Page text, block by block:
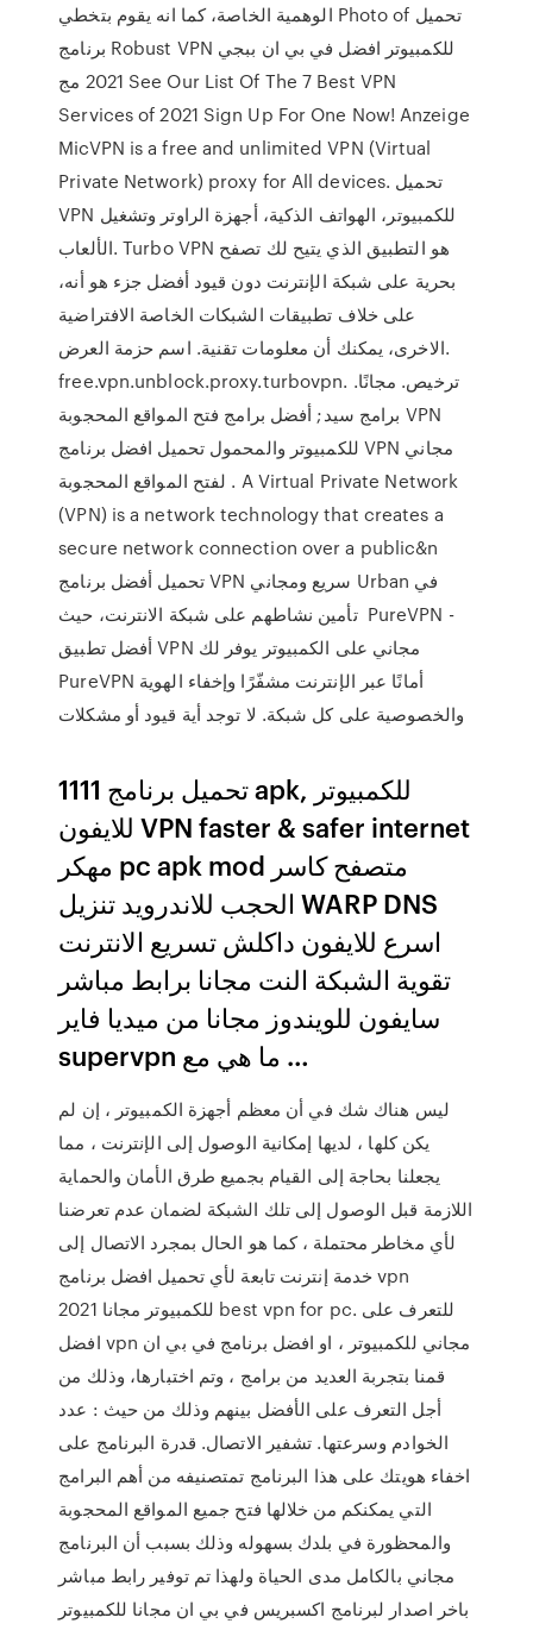
الوهمية الخاصة، كما انه يقوم بتخطي Photo of تحميل
برنامج Robust VPN للكمبيوتر افضل في بي ان ببجي
2021 مج See Our List Of The 7 Best VPN
Services of 2021 Sign Up For One Now! Anzeige
MicVPN is a free and unlimited VPN (Virtual
Private Network) proxy for All devices. تحميل
VPN للكمبيوتر، الهواتف الذكية، أجهزة الراوتر وتشغيل
الألعاب. Turbo VPN هو التطبيق الذي يتيح لك تصفح
بحرية على شبكة الإنترنت دون قيود أفضل جزء هو أنه،
على خلاف تطبيقات الشبكات الخاصة الافتراضية
الاخرى، يمكنك أن معلومات تقنية. اسم حزمة العرض.
free.vpn.unblock.proxy.turbovpn. ترخيص. مجانًا.
برامج سيد; أفضل برامج فتح المواقع المحجوبة VPN
للكمبيوتر والمحمول تحميل افضل برنامج VPN مجاني
لفتح المواقع المحجوبة . A Virtual Private Network
(VPN) is a network technology that creates a
secure network connection over a public&n
تحميل أفضل برنامج VPN سريع ومجاني Urban في
تأمين نشاطهم على شبكة الانترنت، حيث PureVPN -
أفضل تطبيق VPN مجاني على الكمبيوتر يوفر لك
PureVPN أمانًا عبر الإنترنت مشفّرًا وإخفاء الهوية
تحميل برنامج 1111 apk, للكمبيوتر
للايفون VPN faster & safer internet
مهكر pc apk mod متصفح كاسر
الحجب للاندرويد تنزيل WARP DNS
اسرع للايفون داكلش تسريع الانترنت
تقوية الشبكة النت مجانا برابط مباشر
سايفون للويندوز مجانا من ميديا فاير
supervpn ما هي مع …
ليس هناك شك في أن معظم أجهزة الكمبيوتر ، إن لم
يكن كلها ، لديها إمكانية الوصول إلى الإنترنت ، مما
يجعلنا بحاجة إلى القيام بجميع طرق الأمان والحماية
اللازمة قبل الوصول إلى تلك الشبكة لضمان عدم تعرضنا
لأي مخاطر محتملة ، كما هو الحال بمجرد الاتصال إلى
خدمة إنترنت تابعة لأي تحميل افضل برنامج vpn
للكمبيوتر مجانا 2021 best vpn for pc. للتعرف على
افضل vpn مجاني للكمبيوتر ، او افضل برنامج في بي ان
قمنا بتجربة العديد من برامج ، وتم اختبارها، وذلك من
أجل التعرف على الأفضل بينهم وذلك من حيث : عدد
الخوادم وسرعتها. تشفير الاتصال. قدرة البرنامج على
اخفاء هويتك على هذا البرنامج تمتصنيفه من أهم البرامج
التي يمكنكم من خلالها فتح جميع المواقع المحجوبة
والمحظورة في بلدك بسهوله وذلك بسبب أن البرنامج
مجاني بالكامل مدى الحياة ولهذا تم توفير رابط مباشر
باخر اصدار لبرنامج اكسبريس في بي ان مجانا للكمبيوتر